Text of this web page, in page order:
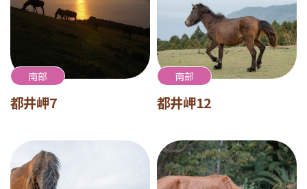
南部
都井岬7
南部
都井岬12